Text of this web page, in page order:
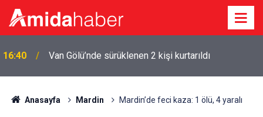
16:40 Van Gölü’nde sürüklenen 2 kişi kurtarıldı
Anasayfa Mardin Mardin’de feci kaza: 1 ölü, 4 yaralı